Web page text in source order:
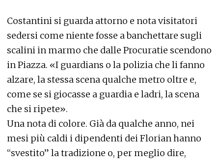
Costantini si guarda attorno e nota visitatori
sedersi come niente fosse a banchettare sugli
scalini in marmo che dalle Procuratie scendono
in Piazza. «I guardians o la polizia che li fanno
alzare, la stessa scena qualche metro oltre e,
come se si giocasse a guardia e ladri, la scena
che si ripete».
Una nota di colore. Già da qualche anno, nei
mesi più caldi i dipendenti dei Florian hanno
“svestito” la tradizione o, per meglio dire,